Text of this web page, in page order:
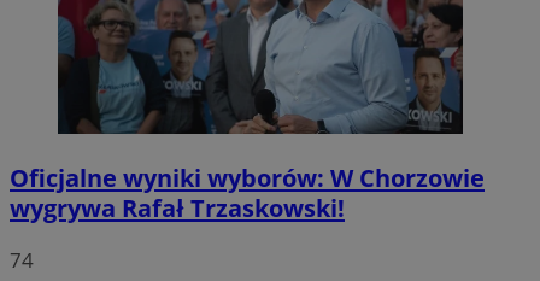
Oficjalne wyniki wyborów: W Chorzowie
wygrywa Rafał Trzaskowski!
74